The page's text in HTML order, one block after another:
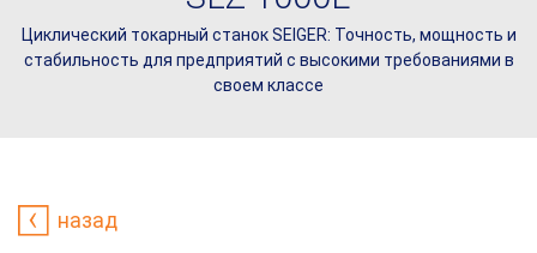
Циклический токарный станок SEIGER: Точность, мощность и
стабильность для предприятий с высокими требованиями в
своем классе
назад